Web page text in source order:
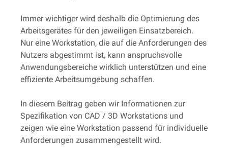
Immer wichtiger wird deshalb die Optimierung des
Arbeitsgerätes für den jeweiligen Einsatzbereich.
Nur eine Workstation, die auf die Anforderungen des
Nutzers abgestimmt ist, kann anspruchsvolle
Anwendungsbereiche wirklich unterstützen und eine
effiziente Arbeitsumgebung schaffen.
In diesem Beitrag geben wir Informationen zur
Spezifikation von CAD / 3D Workstations und
zeigen wie eine Workstation passend für individuelle
Anforderungen zusammengestellt wird.